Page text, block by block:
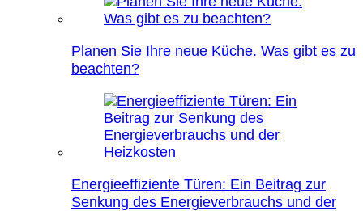
Planen Sie Ihre neue Küche. Was gibt es zu
beachten?
Energieeffiziente Türen: Ein Beitrag zur
Senkung des Energieverbrauchs und der